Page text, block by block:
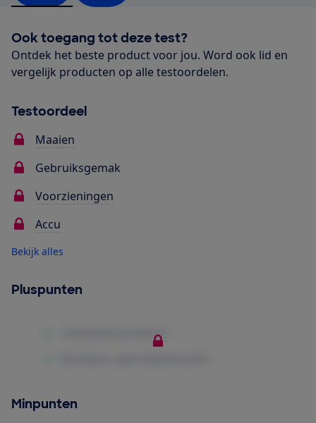
Ook toegang tot deze test?
Ontdek het beste product voor jou. Word ook lid en
vergelijk producten op alle testoordelen.
Testoordeel
Maaien
Gebruiksgemak
Voorzieningen
Accu
Bekijk alles
Pluspunten
Minpunten